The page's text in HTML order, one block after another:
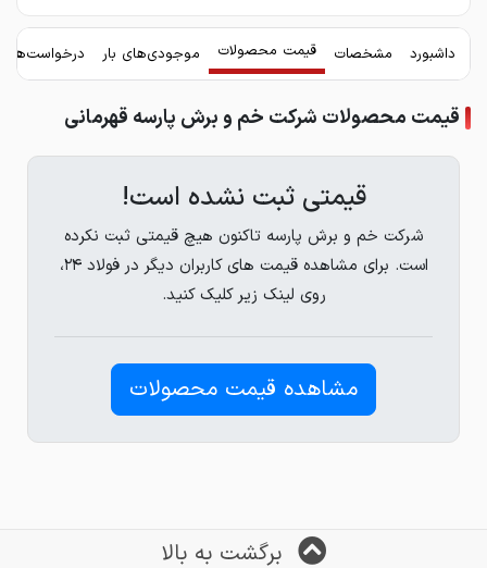
داشبورد مشخصات قیمت محصولات موجودی‌های بار
قیمت محصولات شرکت خم و برش پارسه قهرمانی
قیمتی ثبت نشده است!
شرکت خم و برش پارسه تاکنون هیچ قیمتی ثبت نکرده
است. برای مشاهده قیمت های کاربران دیگر در فولاد ۲۴،
روی لینک زیر کلیک کنید.
مشاهده قیمت محصولات
برگشت به بالا